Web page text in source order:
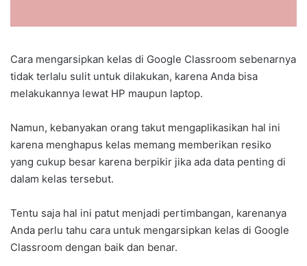
Cara mengarsipkan kelas di Google Classroom sebenarnya
tidak terlalu sulit untuk dilakukan, karena Anda bisa
melakukannya lewat HP maupun laptop.
Namun, kebanyakan orang takut mengaplikasikan hal ini
karena menghapus kelas memang memberikan resiko
yang cukup besar karena berpikir jika ada data penting di
dalam kelas tersebut.
Tentu saja hal ini patut menjadi pertimbangan, karenanya
Anda perlu tahu cara untuk mengarsipkan kelas di Google
Classroom dengan baik dan benar.